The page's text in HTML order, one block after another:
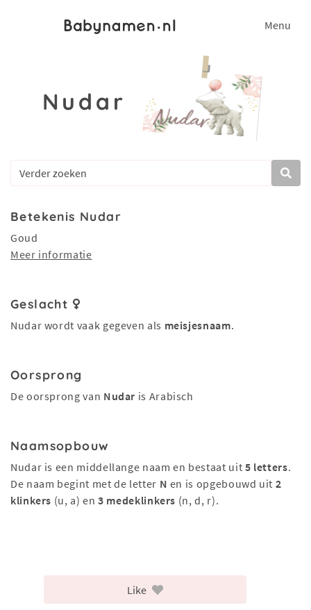
Menu
Nudar
Betekenis Nudar
Goud
Meer informatie
Geslacht
Nudar wordt vaak gegeven als meisjesnaam.
Oorsprong
De oorsprong van Nudar is Arabisch
Naamsopbouw
Nudar is een middellange naam en bestaat uit 5 letters.
De naam begint met de letter N en is opgebouwd uit 2
klinkers (u, a) en3 medeklinkers (n, d, r).
Like